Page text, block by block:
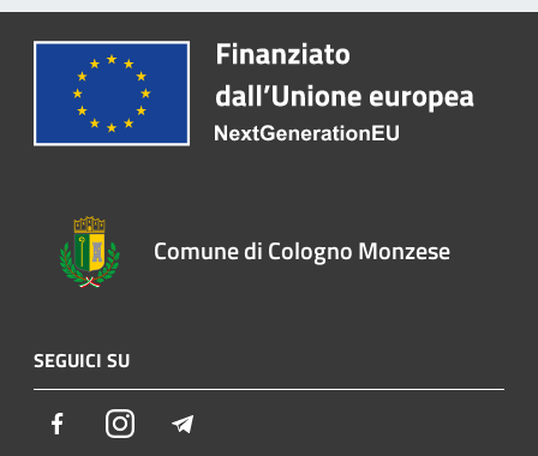
Comune di Cologno Monzese
SEGUICI SU
FacebookInstagram